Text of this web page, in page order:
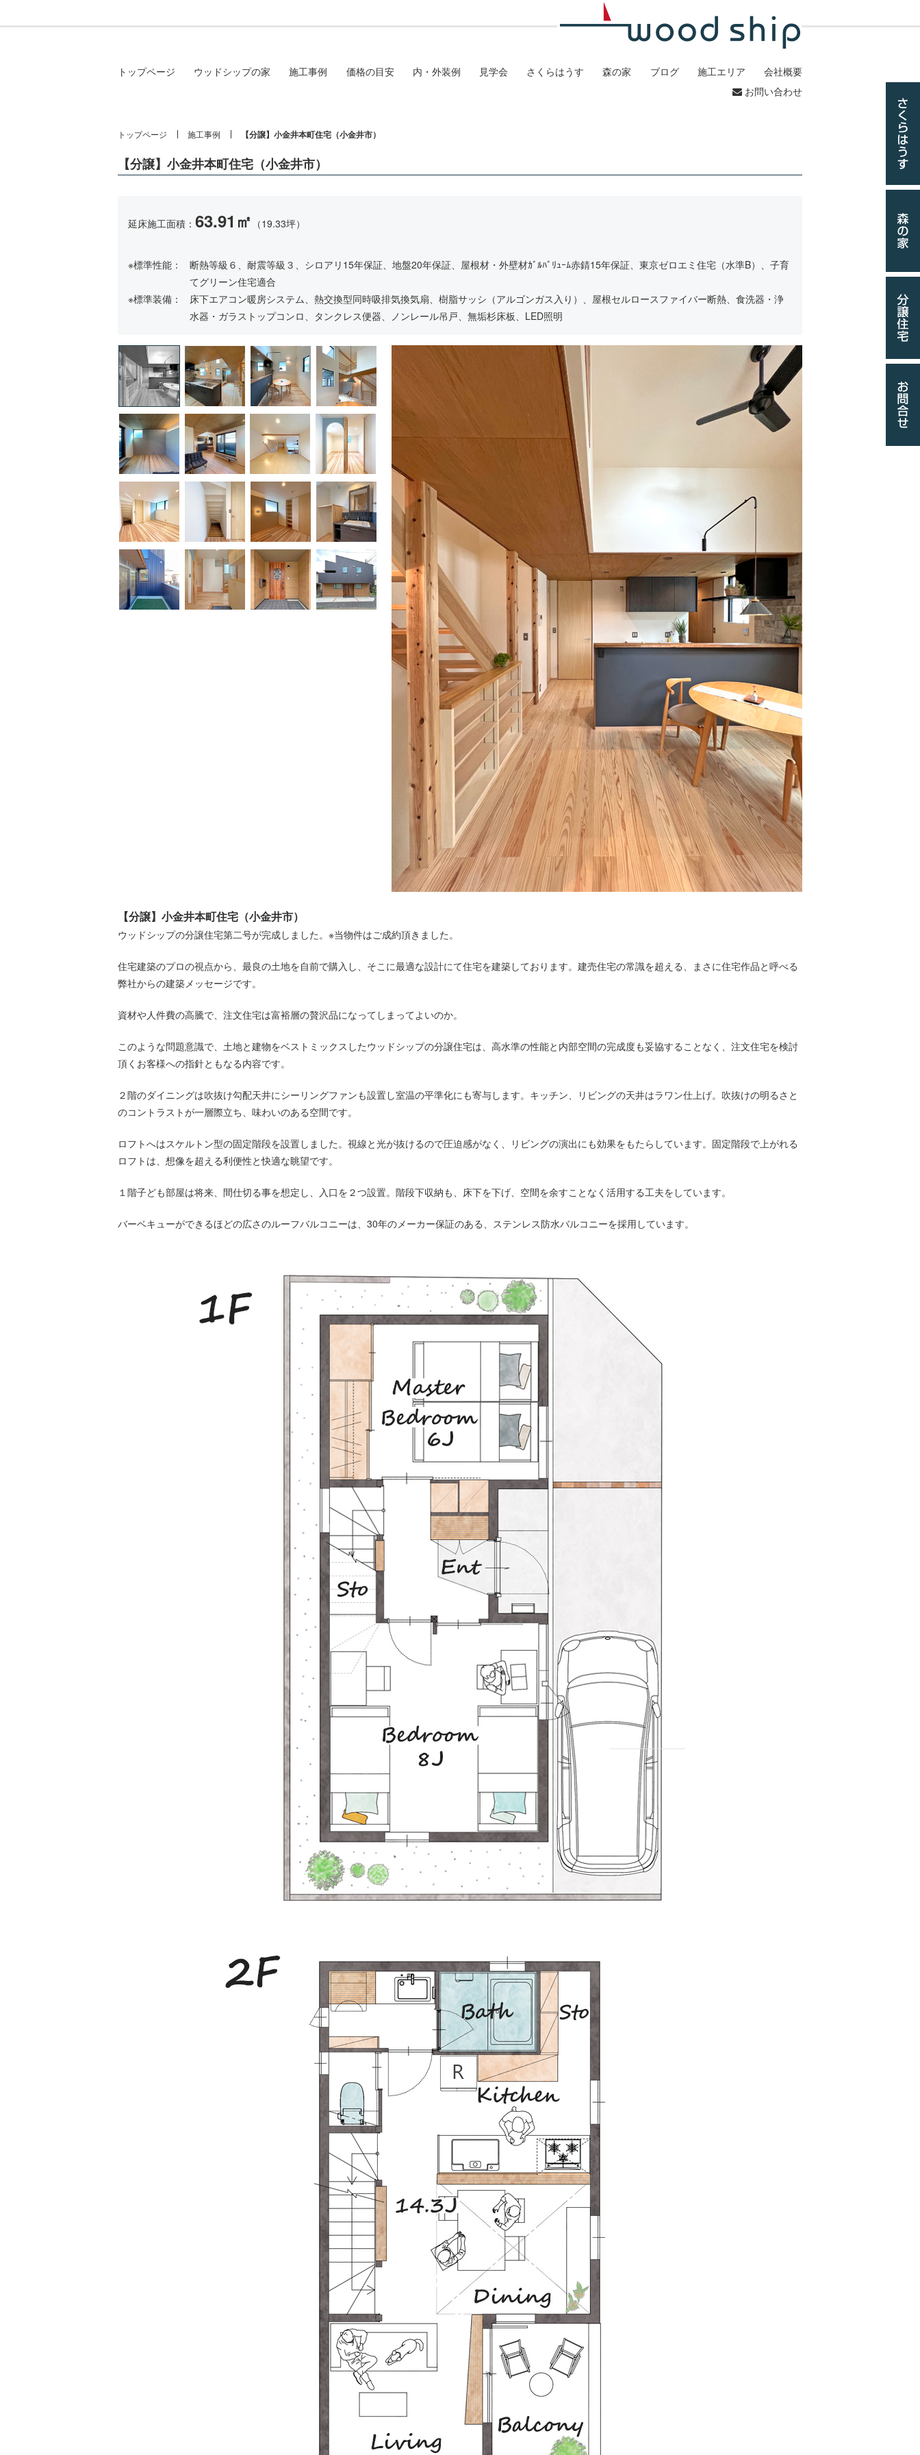
トップページ ウッドシップの家 施工事例 価格の目安 内・外装例 見学会 さくらはうす 森の家 ブログ 施工エリア
会社概要
お問い合わせ
トップページ 施工事例 【分譲】小金井本町住宅（小金井市）
【分譲】小金井本町住宅（小金井市）
延床施工面積： 63.91㎡ （19.33坪）
※標準性能：
断熱等級６、耐震等級３、シロアリ15年保証、地盤20年保証、屋根材・外壁材ｶﾞﾙﾊﾞﾘｭｰﾑ赤錆15年保証、東京ゼロエミ住宅（水準B）、子育
てグリーン住宅適合
※標準装備：
床下エアコン暖房システム、熱交換型同時吸排気換気扇、樹脂サッシ（アルゴンガス入り）、屋根セルロースファイバー断熱、食洗器・浄
水器・ガラストップコンロ、タンクレス便器、ノンレール吊戸、無垢杉床板、LED照明
【分譲】小金井本町住宅（小金井市）
ウッドシップの分譲住宅第二号が完成しました。※当物件はご成約頂きました。
住宅建築のプロの視点から、最良の土地を自前で購入し、そこに最適な設計にて住宅を建築しております。建売住宅の常識を超える、まさに住宅作品と呼べる
弊社からの建築メッセージです。
資材や人件費の高騰で、注文住宅は富裕層の贅沢品になってしまってよいのか。
このような問題意識で、土地と建物をベストミックスしたウッドシップの分譲住宅は、高水準の性能と内部空間の完成度も妥協することなく、注文住宅を検討
頂くお客様への指針ともなる内容です。
２階のダイニングは吹抜け勾配天井にシーリングファンも設置し室温の平準化にも寄与します。キッチン、リビングの天井はラワン仕上げ。吹抜けの明るさと
のコントラストが一層際立ち、味わいのある空間です。
ロフトへはスケルトン型の固定階段を設置しました。視線と光が抜けるので圧迫感がなく、リビングの演出にも効果をもたらしています。固定階段で上がれる
ロフトは、想像を超える利便性と快適な眺望です。
１階子ども部屋は将来、間仕切る事を想定し、入口を２つ設置。階段下収納も、床下を下げ、空間を余すことなく活用する工夫をしています。
バーベキューができるほどの広さのルーフバルコニーは、30年のメーカー保証のある、ステンレス防水バルコニーを採用しています。